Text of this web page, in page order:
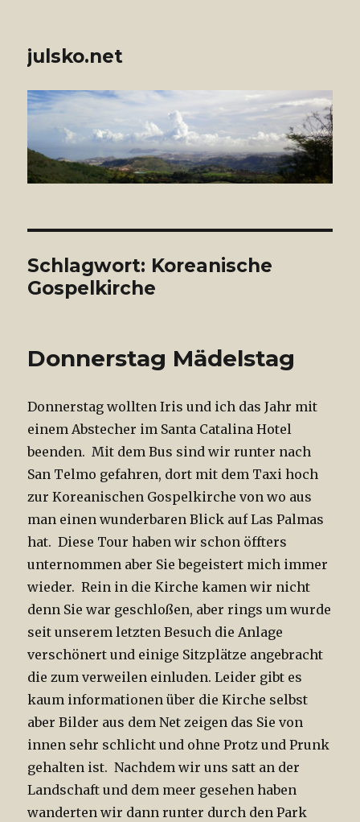
julsko.net
Schlagwort: Koreanische
Gospelkirche
Donnerstag Mädelstag
Donnerstag wollten Iris und ich das Jahr mit
einem Abstecher im Santa Catalina Hotel
beenden. Mit dem Bus sind wir runter nach
San Telmo gefahren, dort mit dem Taxi hoch
zur Koreanischen Gospelkirche von wo aus
man einen wunderbaren Blick auf Las Palmas
hat. Diese Tour haben wir schon öffters
unternommen aber Sie begeistert mich immer
wieder. Rein in die Kirche kamen wir nicht
denn Sie war geschloßen, aber rings um wurde
seit unserem letzten Besuch die Anlage
verschönert und einige Sitzplätze angebracht
die zum verweilen einluden. Leider gibt es
kaum informationen über die Kirche selbst
aber Bilder aus dem Net zeigen das Sie von
innen sehr schlicht und ohne Protz und Prunk
gehalten ist. Nachdem wir uns satt an der
Landschaft und dem meer gesehen haben
wanderten wir dann runter durch den Park